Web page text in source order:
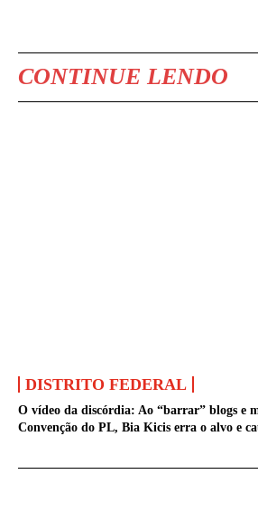
CONTINUE LENDO
DISTRITO FEDERAL
O vídeo da discórdia: Ao “barrar” blogs e
Convenção do PL, Bia Kicis erra o alvo e